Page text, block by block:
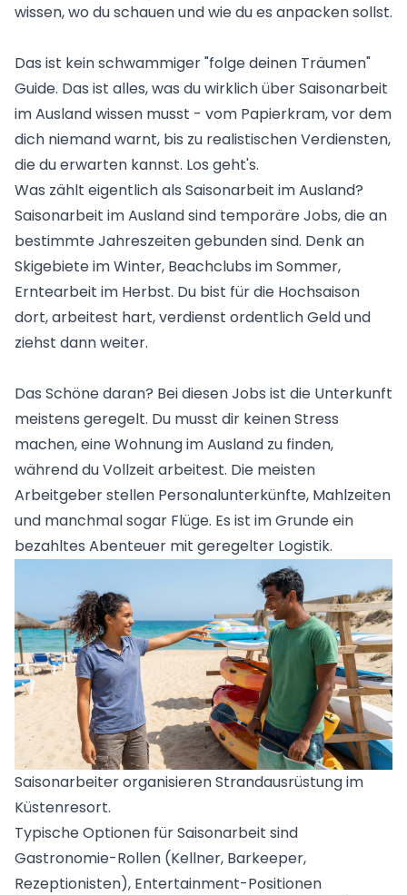
wissen, wo du schauen und wie du es anpacken sollst.
Das ist kein schwammiger "folge deinen Träumen"
Guide. Das ist alles, was du wirklich überSaisonarbeit
im Auslandwissen musst - vom Papierkram, vor dem
dich niemand warnt, bis zu realistischen Verdiensten,
die du erwarten kannst. Los geht's.
Was zählt eigentlich als Saisonarbeit im Ausland?
Saisonarbeit im Ausland sind temporäre Jobs, die an
bestimmte Jahreszeiten gebunden sind. Denk an
Skigebiete im Winter, Beachclubs im Sommer,
Erntearbeit im Herbst. Du bist für die Hochsaison
dort, arbeitest hart, verdienst ordentlich Geld und
ziehst dann weiter.
Das Schöne daran? Bei diesen Jobs ist die Unterkunft
meistens geregelt. Du musst dir keinen Stress
machen, eine Wohnung im Ausland zu finden,
während du Vollzeit arbeitest. Die meisten
Arbeitgeber stellen Personalunterkünfte, Mahlzeiten
und manchmal sogar Flüge. Es ist im Grunde ein
bezahltes Abenteuer mit geregelter Logistik.
Saisonarbeiter organisieren Strandausrüstung im
Küstenresort.
Typische Optionen für Saisonarbeit sind
Gastronomie-Rollen (Kellner, Barkeeper,
Rezeptionisten), Entertainment-Positionen